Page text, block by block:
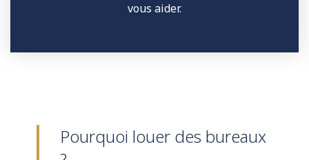
vous aider.
Pourquoi louer des bureaux